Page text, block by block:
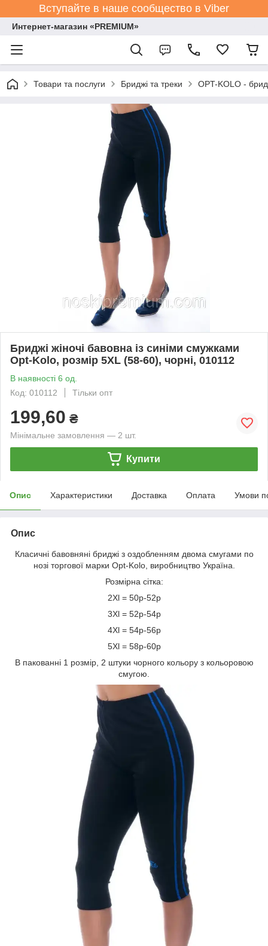
Вступайте в наше сообщество в Viber
Интернет-магазин «PREMIUM»
Товари та послуги Бриджі та треки OPT-KOLO -
Бриджі жіночі бавовна із синіми смужками
Opt-Kolo, розмір 5XL (58-60), чорні, 010112
В наявності 6 од.
Код: 010112
Тільки опт
199,60 ₴
Мінімальне замовлення — 2 шт.
Купити
Опис Характеристики Доставка Оплата Умови
Опис
Класичні бавовняні бриджі з оздобленням двома смугами по
нозі торгової марки Opt-Kolo, виробництво Україна.
Розмірна сітка:
2Xl = 50р-52р
3Xl = 52р-54р
4Xl = 54р-56р
5Xl = 58р-60р
В пакованні 1 розмір, 2 штуки чорного кольору з кольоровою
смугою.